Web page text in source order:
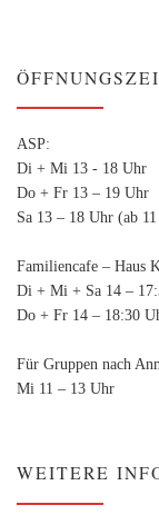
ASP:
Di + Mi 13 - 18 Uhr
Do + Fr 13 – 19 Uhr
Sa 13 – 18 Uhr (ab
Familiencafe – Haus
Di + Mi + Sa 14 –
Do + Fr 14 – 18:30
Für Gruppen nach
Mi 11 – 13 Uhr
WEITERE